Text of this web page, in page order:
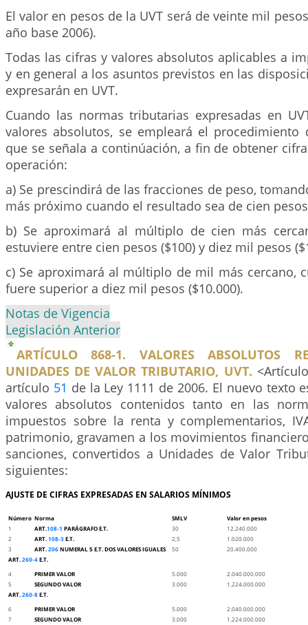
El valor en pesos de la UVT será de veinte mil
año base 2006).
Todas las cifras y valores absolutos aplicables a
y en general a los asuntos previstos en las
expresarán en UVT.
Cuando las normas tributarias expresadas en
valores absolutos, se empleará el procedimiento
que se señala a continúación, a fin de obtener
operación:
a) Se prescindirá de las fracciones de peso,
más próximo cuando el resultado sea de cien
b) Se aproximará al múltiplo de cien más
estuviere entre cien pesos ($100) y diez mil pesos
c) Se aproximará al múltiplo de mil más cercano,
fuere superior a diez mil pesos ($10.000).
Notas de Vigencia
Legislación Anterior
ARTÍCULO 868-1. VALORES ABSOLUTOS
UNIDADES DE VALOR TRIBUTARIO, UVT.
artículo 51 de la Ley 1111 de 2006. El nuevo texto
valores absolutos contenidos tanto en las
impuestos sobre la renta y complementarios,
patrimonio, gravamen a los movimientos
sanciones, convertidos a Unidades de Valor
siguientes:
AJUSTE DE CIFRAS EXPRESADAS EN SALARIOS MÍNIMOS
Número Norma SMLV
Valor en pesos
1
ART.108-1 PARÁGRAFO E.T. 30
12.240.000
2
ART.108-3E.T. 2,5
1.020.000
3
ART.206NUMERAL 5 E.T. DOS VALORES IGUALES 50
20.400.000
ART.260-4E.T.
4
PRIMER VALOR 5.000
2.040.000.000
5
SEGUNDO VALOR 3.000
1.224.000.000
ART.260-8E.T.
6
PRIMER VALOR 5.000
2.040.000.000
7
SEGUNDO VALOR 3.000
1.224.000.000